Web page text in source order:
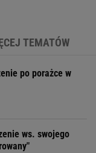
TEMATÓW
po porażce w
ws. swojego